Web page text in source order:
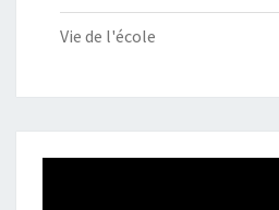
Vie de l'école